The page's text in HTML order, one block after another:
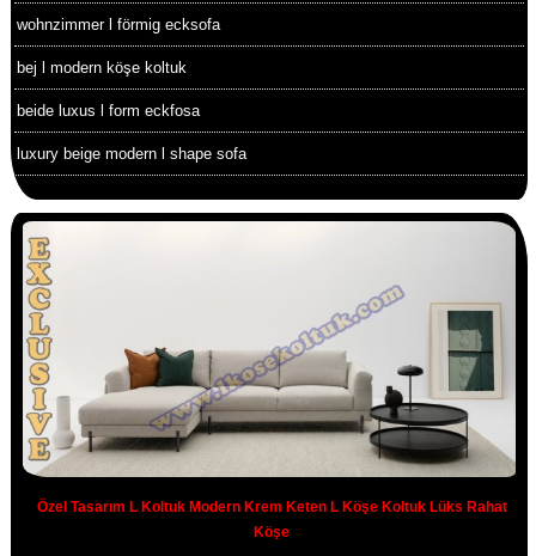
wohnzimmer l förmig ecksofa
bej l modern köşe koltuk
beide luxus l form eckfosa
luxury beige modern l shape sofa
Özel Tasarım L Koltuk Modern Krem Keten L Köşe Koltuk Lüks Rahat
Köşe